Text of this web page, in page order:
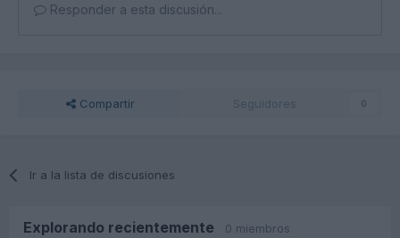
Responder a esta discusión...
Compartir Seguidores 0
Ir a la lista de discusiones
Explorando recientemente 0 miembros